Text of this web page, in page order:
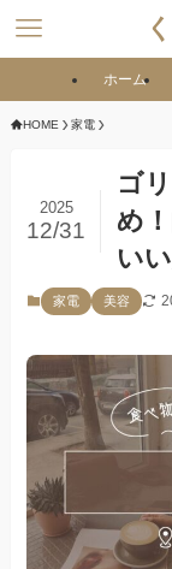
ホーム
HOME 家電
ゴ
め
い
2025
12/31
家電 美容